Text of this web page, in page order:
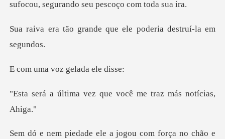
sufocou, segur
nde que ele poderia d
voz gelada
vez que você me traz
a jogou com força no ch